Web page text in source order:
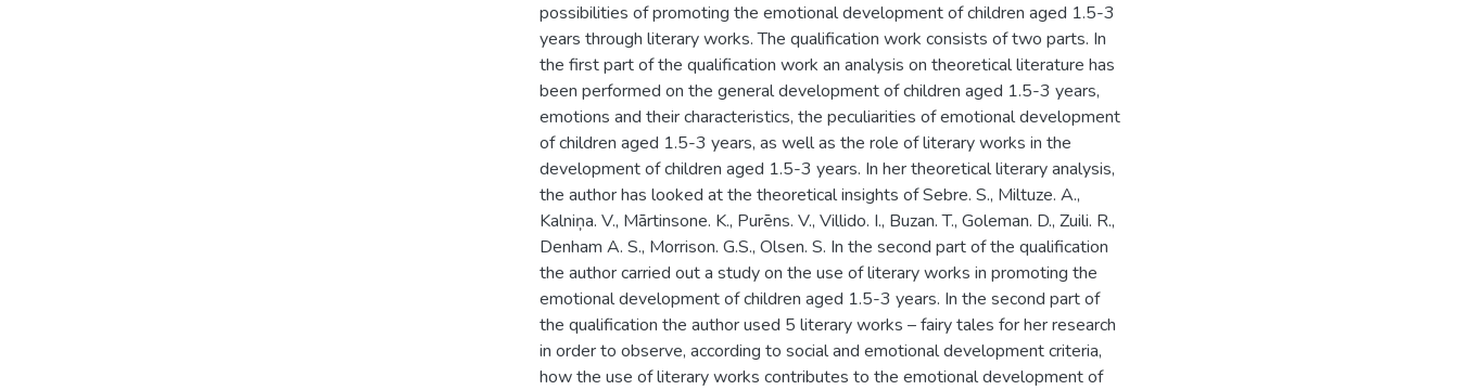
possibilities of promoting the emotional development of children aged 1.5-3
years through literary works. The qualification work consists of two parts. In
the first part of the qualification work an analysis on theoretical literature has
been performed on the general development of children aged 1.5-3 years,
emotions and their characteristics, the peculiarities of emotional development
of children aged 1.5-3 years, as well as the role of literary works in the
development of children aged 1.5-3 years. In her theoretical literary analysis,
the author has looked at the theoretical insights of Sebre. S., Miltuze. A.,
Kalniņa. V., Mārtinsone. K., Purēns. V., Villido. I., Buzan. T., Goleman. D., Zuili. R.,
Denham A. S., Morrison. G.S., Olsen. S. In the second part of the qualification
the author carried out a study on the use of literary works in promoting the
emotional development of children aged 1.5-3 years. In the second part of
the qualification the author used 5 literary works – fairy tales for her research
in order to observe, according to social and emotional development criteria,
how the use of literary works contributes to the emotional development of